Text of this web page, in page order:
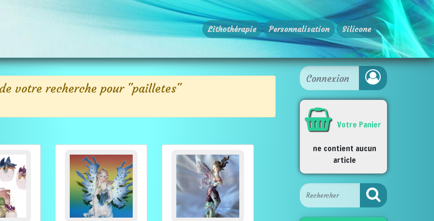
Lithothérapie Personnalisation Silicone
votre recherche pour "pailletes"
Votre Panier
ne contient aucun
article